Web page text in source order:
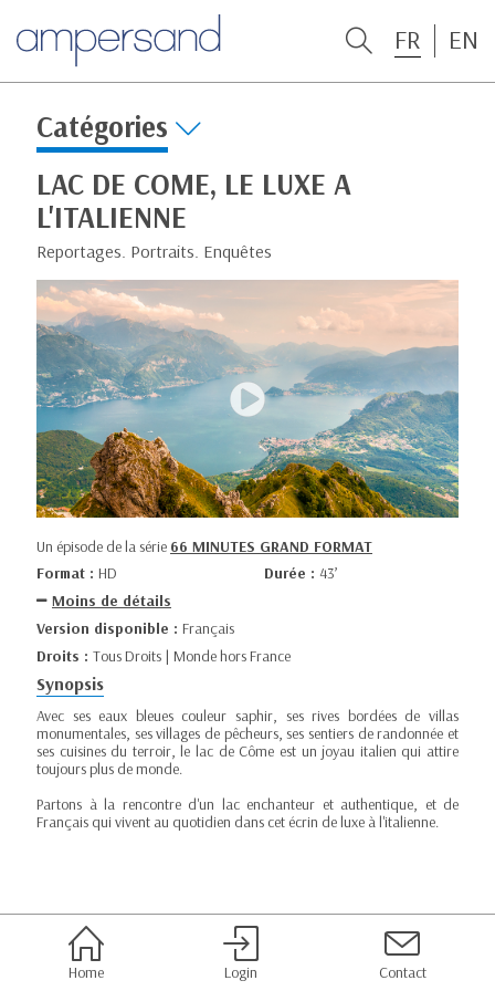
FR EN
Catégories
LAC DE COME, LE LUXE A
L'ITALIENNE
Reportages. Portraits. Enquêtes
Un épisode de la série 66 MINUTES GRAND FORMAT
Format : HD Durée : 43’
Moins de détails
Version disponible : Français
Droits : Tous Droits | Monde hors France
Synopsis
Avec ses eaux bleues couleur saphir, ses rives bordées de villas
monumentales, ses villages de pêcheurs, ses sentiers de randonnée et
ses cuisines du terroir, le lac de Côme est un joyau italien qui attire
toujours plus de monde.
Partons à la rencontre d'un lac enchanteur et authentique, et de
Français qui vivent au quotidien dans cet écrin de luxe à l'italienne.
Home Login Contact